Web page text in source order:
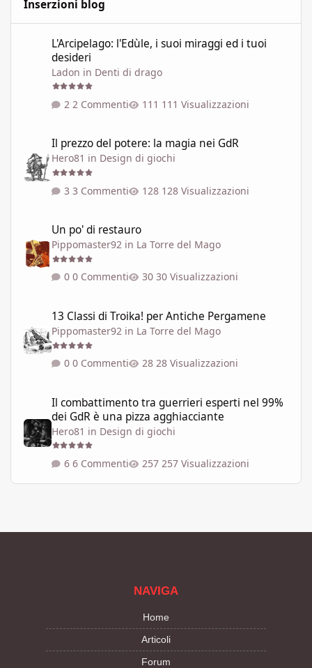
Inserzioni blog
L'Arcipelago: l'Edùle, i suoi miraggi ed i tuoi
desideri
Ladon in Denti di drago
2 Commenti 111 Visualizzazioni
Il prezzo del potere: la magia nei GdR
Hero81 in Design di giochi
3 Commenti 128 Visualizzazioni
Un po' di restauro
Pippomaster92 in La Torre del Mago
0 Commenti 30 Visualizzazioni
13 Classi di Troika! per Antiche Pergamene
Pippomaster92 in La Torre del Mago
0 Commenti 28 Visualizzazioni
Il combattimento tra guerrieri esperti nel 99%
dei GdR è una pizza agghiacciante
Hero81 in Design di giochi
6 Commenti 257 Visualizzazioni
NAVIGA
Home
Articoli
Forum